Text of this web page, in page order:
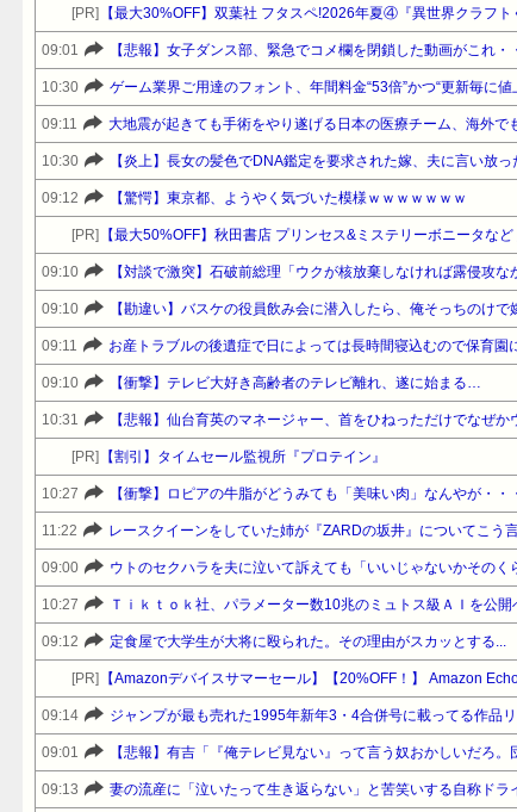
[PR] 【最大30%OFF】双葉社 フタスペ!2026年夏④『異世界クラフト
09:01 【悲報】女子ダンス部、緊急でコメ欄を閉鎖した動画がこれ・
10:30 ゲーム業界ご用達のフォント、年間料金“53倍”かつ“更新毎に
09:11 大地震が起きても手術をやり遂げる日本の医療チーム、海外で
10:30 【炎上】長女の髪色でDNA鑑定を要求された嫁、夫に言い放
09:12 【驚愕】東京都、ようやく気づいた模様ｗｗｗｗｗｗｗ
[PR] 【最大50%OFF】秋田書店 プリンセス&ミステリーボニータな
09:10
09:10
09:11
09:10 【衝撃】テレビ大好き高齢者のテレビ離れ、遂に始まる…
10:31 【悲報】仙台育英のマネージャー、首をひねっただけでなぜ
[PR] 【割引】タイムセール監視所『プロテイン』
10:27 【衝撃】ロピアの牛脂がどうみても「美味い肉」なんやが・・
11:22 レースクイーンをしていた姉が『ZARDの坂井』についてこう
09:00
10:27 Ｔｉｋｔｏｋ社、パラメーター数10兆のミュトス級ＡＩを公開
09:12 定食屋で大学生が大将に殴られた。その理由がスカッとする...
[PR]
09:14 ジャンプが最も売れた1995年新年3・4合併号に載ってる作品
09:01
09:13